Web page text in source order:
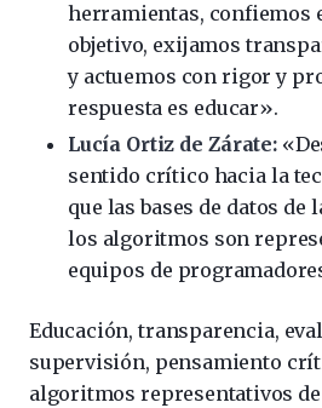
herramientas, confiemos
objetivo, exijamos
y actuemos con rigor y
respuesta es educar».
Lucía Ortiz de Zárate:
sentido crítico hacia la
que las bases de datos de
los algoritmos son
equipos de
Educación, transparencia,
supervisión, pensamiento
algoritmos representativos